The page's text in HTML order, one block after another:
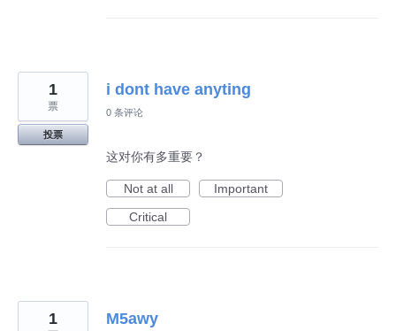
i dont have anyting
1
票
投票
0 条评论
这对你有多重要？
Not at all
Important
Critical
M5awy
1